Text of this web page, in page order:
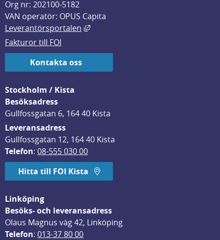
Org nr: 202100-5182
VAN operatör: OPUS Capita
Leverantörsportalen
Länk till annan webbplats, öppnas
Fakturor till FOI
Kontakta oss
Stockholm / Kista
Besöksadress
Gullfossgatan 6, 164 40 Kista
Leveransadress
Gullfossgatan 12, 164 40 Kista
Telefon: 08-555 030 00
Hitta till FOI Kista
Linköping
Besöks- och leveransadress
Olaus Magnus väg 42, Linköping
Telefon: 013-37 80 00